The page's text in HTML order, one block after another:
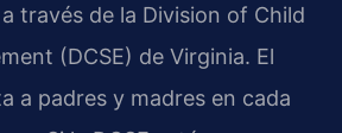
través de la Division of Child
(DCSE) de Virginia. El
a padres y madres en cada